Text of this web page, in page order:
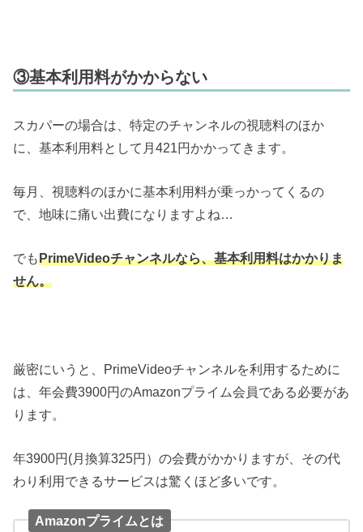
③基本利用料がかからない
スカパーの場合は、特定のチャンネルの視聴料のほか
に、基本利用料として月421円かかってきます。
毎月、視聴料のほかに基本利用料が乗っかってくるの
で、地味に痛い出費になりますよね…
でもPrimeVideoチャンネルなら、基本利用料はかかりま
せん。
厳密にいうと、PrimeVideoチャンネルを利用するために
は、年会費3900円のAmazonプライム会員である必要があ
ります。
年3900円(月換算325円）の会費がかかりますが、その代
わり利用できるサービスは驚くほど多いです。
Amazonプライムとは